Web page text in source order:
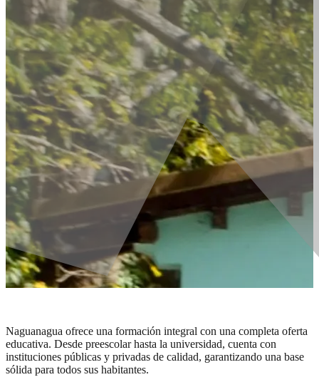
EDUCACIÓN YEDUCACIÓN Y
Naguanagua ofrece una formación integral con una completa oferta
educativa. Desde preescolar hasta la universidad, cuenta con
instituciones públicas y privadas de calidad, garantizando una base
sólida para todos sus habitantes.